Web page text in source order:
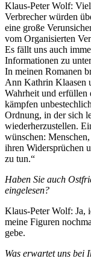
Klaus-Peter Wolf:
Verbrecher würden
eine große
vom Organisierten
Es fällt uns auch
Informationen zu
In meinen Romanen
Ann Kathrin Klaasen
Wahrheit und erfüllen
kämpfen
Ordnung, in der sich
wiederherzustellen.
wünschen:
ihren Widersprüchen
zu tun.“
Haben Sie auch
eingelesen?
Klaus-Peter Wolf: Ja,
meine Figuren
gebe.
Was erwartet uns bei